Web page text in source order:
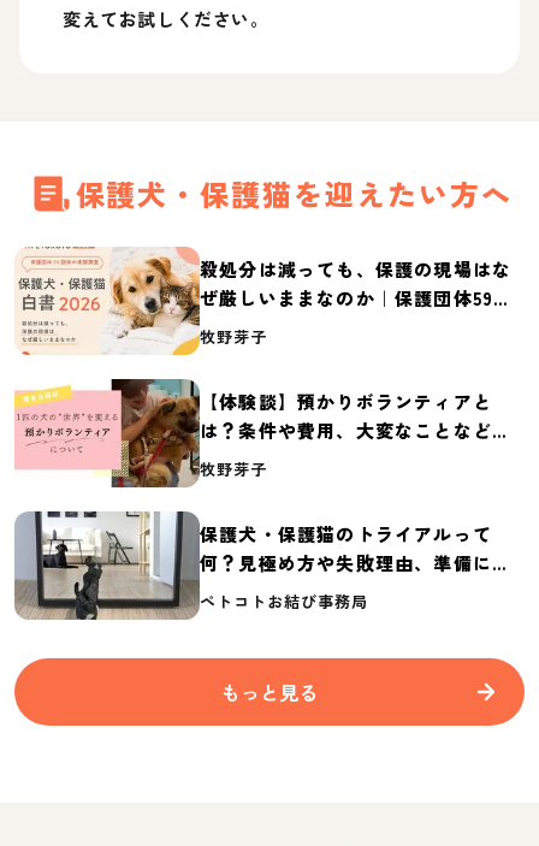
変えてお試しください。
保護犬・保護猫を迎えたい方へ
殺処分は減っても、保護の現場はな
ぜ厳しいままなのか｜保護団体59団
体の実態調査【保護犬・保護猫白書
牧野芽子
【体験談】預かりボランティアと
は？条件や費用、大変なことなど紹
介
牧野芽子
保護犬・保護猫のトライアルって
何？見極め方や失敗理由、準備に必
要なものを紹介
ペトコトお結び事務局
もっと見る